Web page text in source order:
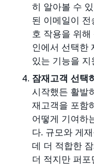
히 알아볼 수
된 이메일이
호 작용을 위
인에서 선택한
있는 기능을 지
잠재고객 선택
시작했든 활발
재고객을 포함
어떻게 기여하
다. 규모와 게
데 더 적합한
더 적지만 퍼포